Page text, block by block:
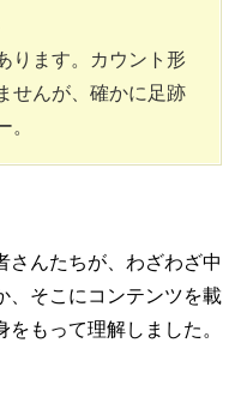
ります。カウント形
せんが、確かに足跡
。
さんたちが、わざわざ中
、そこにコンテンツを載
もって理解しました。